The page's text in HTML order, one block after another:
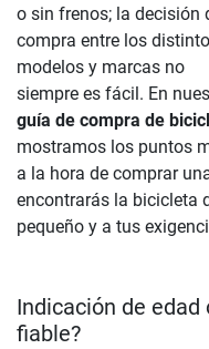
o sin frenos; la decisión
compra entre los
modelos y marcas no
siempre es fácil. En
guía de compra de
mostramos los puntos
a la hora de comprar
encontrarás la bicicleta
pequeño y a tus
Indicación de
fiable?